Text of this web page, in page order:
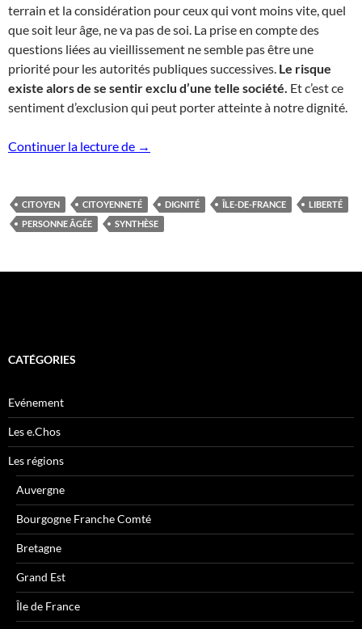
terrain et la considération pour ceux qui vont moins vite, quel
que soit leur âge, ne va pas de soi. La prise en compte des
questions liées au vieillissement ne semble pas être une
priorité pour les autorités publiques successives. Le risque
existe alors de se sentir exclu d’une telle société. Et c’est ce
sentiment d’exclusion qui peut porter atteinte à notre dignité.
Continuer la lecture de Synthèse du Colloque Citoyennage
→
CITOYEN CITOYENNETÉ DIGNITÉ ÎLE-DE-FRANCE
LIBERTÉ
PERSONNE ÂGÉE
SYNTHÈSE
CATÉGORIES
Evénement
Les e.Chos
Les régions
Auvergne
Bourgogne Franche Comté
Bretagne
Grand Est
Île de France